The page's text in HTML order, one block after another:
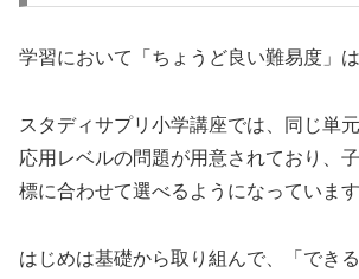
学習において「ちょうど良い難易度」
スタディサプリ小学講座では、同じ単
応用レベルの問題が用意されており、
標に合わせて選べるようになっています
はじめは基礎から取り組んで、「でき